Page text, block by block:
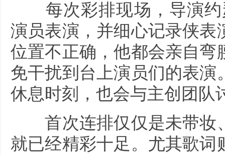
每次彩排现场，导演约
演员表演，并细心记录侠
位置不正确，他都会亲自
免干扰到台上演员们的表
休息时刻，也会与主创团队
首次连排仅仅是未带妆
就已经精彩十足。尤其歌